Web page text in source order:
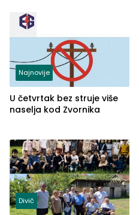
Najnovije
U četvrtak bez struje više
naselja kod Zvornika
Divič